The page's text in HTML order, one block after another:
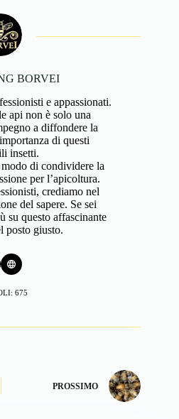
BORVEI
e appassionati.
api non è solo una
a diffondere la
di questi
insetti.
di condividere la
per l’apicoltura.
crediamo nel
del sapere. Se sei
su questo affascinante
posto giusto.
675
PROSSIMO